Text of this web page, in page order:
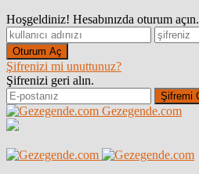
Hoşgeldiniz! Hesabınızda oturum açın.
Şifrenizi mi unuttunuz?
Şifrenizi geri alın.
Gezegende.com